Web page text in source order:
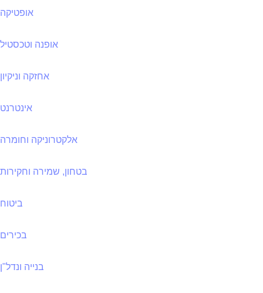
אופטיקה
אופנה וטכסטיל
אחזקה וניקיון
אינטרנט
אלקטרוניקה וחומרה
בטחון, שמירה וחקירות
ביטוח
בכירים
בנייה ונדל"ן